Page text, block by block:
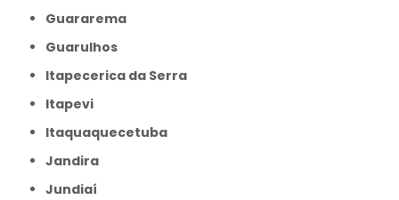
Guararema
Guarulhos
Itapecerica da Serra
Itapevi
Itaquaquecetuba
Jandira
Jundiaí